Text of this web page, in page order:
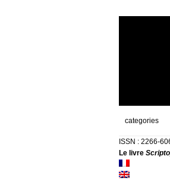
categories
ISSN : 2266-
Le livre